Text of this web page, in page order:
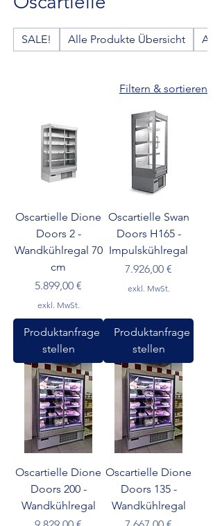
SALE! Alle Produkte Übersicht
Filtern & sortieren
Oscartielle Dione
Doors 2 -
Wandkühlregal 70
cm
Preis
5.899,00 €
exkl. MwSt.
Produktanfrage
stellen
Oscartielle Swan
Doors H165 -
Impulskühlregal
Preis
7.926,00 €
exkl. MwSt.
Produktanfrage
stellen
Oscartielle Dione
Doors 200 -
Wandkühlregal
Oscartielle Dione
Doors 135 -
Wandkühlregal